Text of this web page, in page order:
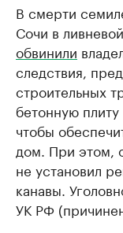
В смерти
Сочи в
обвинили
следствия,
строительных
бетонную
чтобы
дом. При этом,
не установил
канавы.
УК РФ